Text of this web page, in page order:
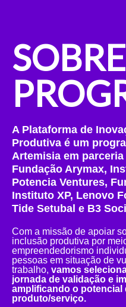
A Plataforma de
Produtiva é um
Artemisia em
Fundação Arymax,
Potencia Ventures,
Instituto XP, Lenovo
Tide Setubal e B3
Com a missão de apoiar
inclusão produtiva por
empreendedorismo
pessoas em situação de
trabalho, vamos
jornada de validação e
amplificando o
produto/serviço.